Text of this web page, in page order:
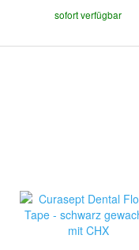
sofort verfügbar